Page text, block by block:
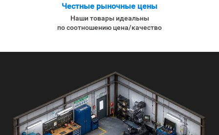
Честные рыночные цены
Наши товары идеальны
по соотношению цена/качество